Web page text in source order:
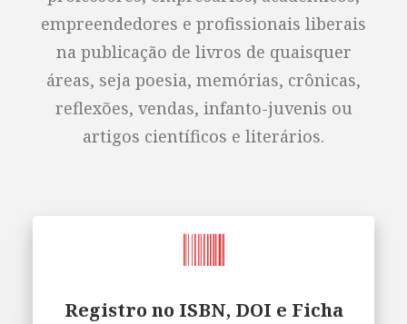
empreendedores e profissionais liberais
na publicação de livros de quaisquer
áreas, seja poesia, memórias, crônicas,
reflexões, vendas, infanto-juvenis ou
artigos científicos e literários.
Registro no ISBN, DOI e Ficha